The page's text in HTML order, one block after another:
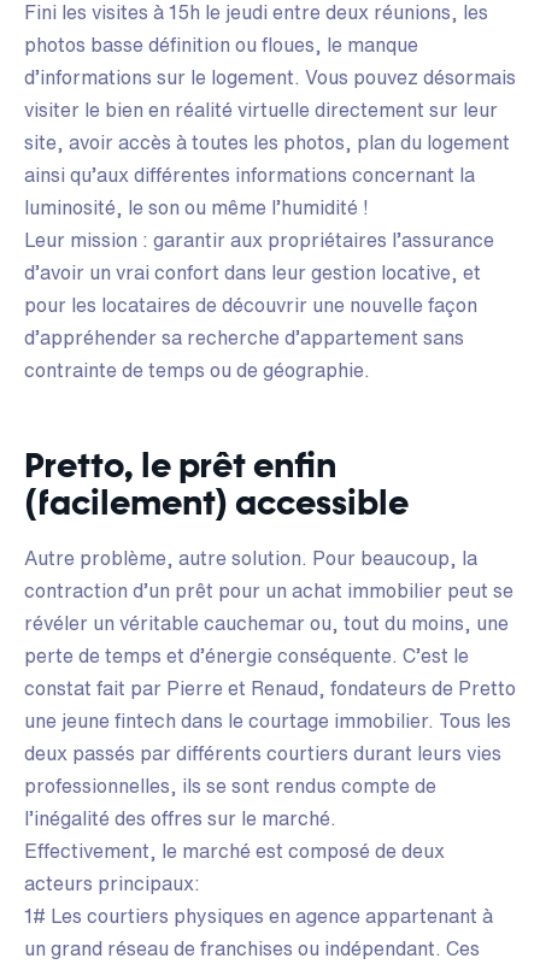
Fini les visites à 15h le jeudi entre deux réunions, les
photos basse définition ou floues, le manque
d’informations sur le logement. Vous pouvez désormais
visiter le bien en réalité virtuelle directement sur leur
site, avoir accès à toutes les photos, plan du logement
ainsi qu’aux différentes informations concernant la
luminosité, le son ou même l’humidité !
Leur mission : garantir aux propriétaires l’assurance
d’avoir un vrai confort dans leur gestion locative, et
pour les locataires de découvrir une nouvelle façon
d’appréhender sa recherche d’appartement sans
contrainte de temps ou de géographie.
Pretto, le prêt enfin
(facilement) accessible
Autre problème, autre solution. Pour beaucoup, la
contraction d’un prêt pour un achat immobilier peut se
révéler un véritable cauchemar ou, tout du moins, une
perte de temps et d’énergie conséquente. C’est le
constat fait par Pierre et Renaud, fondateurs de Pretto
une jeune fintech dans le courtage immobilier. Tous les
deux passés par différents courtiers durant leurs vies
professionnelles, ils se sont rendus compte de
l’inégalité des offres sur le marché.
Effectivement, le marché est composé de deux
acteurs principaux:
1# Les courtiers physiques en agence appartenant à
un grand réseau de franchises ou indépendant. Ces